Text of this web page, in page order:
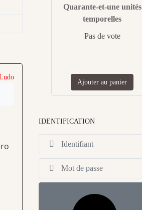
Quarante-et-une unités
temporelles
Pas de vote
Ajouter au panier
IDENTIFICATION